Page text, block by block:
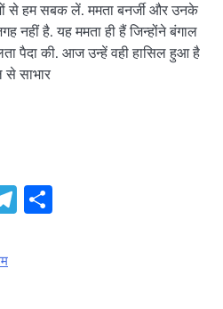
से हम सबक लें. ममता बनर्जी और उनके
नहीं है. यह ममता ही हैं जिन्होंने बंगाल
पैदा की. आज उन्हें वही हासिल हुआ है
से साभार
Telegram